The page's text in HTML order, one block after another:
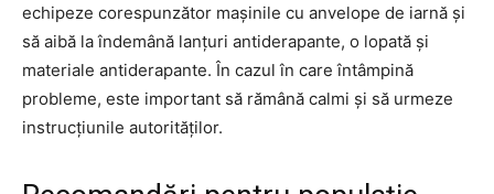
echipeze corespunzător mașinile cu anvelope de iarnă și
să aibă la îndemână lanțuri antiderapante, o lopată și
materiale antiderapante. În cazul în care întâmpină
probleme, este important să rămână calmi și să urmeze
instrucțiunile autorităților.